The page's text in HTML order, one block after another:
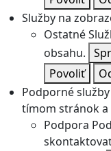
Služby na
Ostatné
obsahu.
Povoliť
Podporné
tímom stránok a
Podpora